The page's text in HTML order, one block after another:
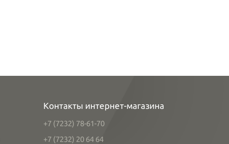
Контакты интернет-магазина
+7 (7232) 78-61-70
+7 (7232) 20 64 64